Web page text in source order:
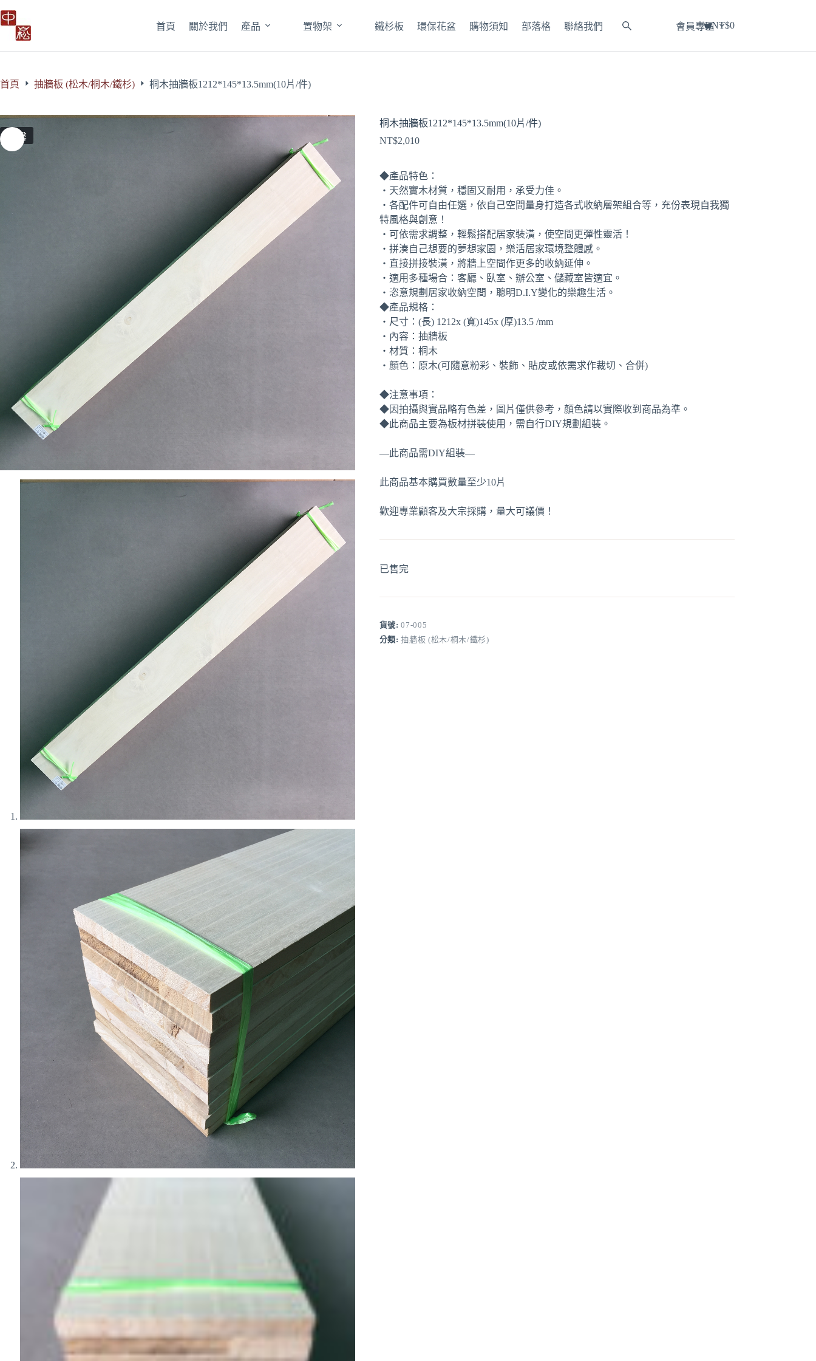
至
要
容
首頁 關於我們 產品 置物架 鐵杉板 環保花盆 購物須知 部落格 聯絡我們 會員專區
購
NT$0
首頁 抽牆板 (松木/桐木/鐵杉) 桐木抽牆板1212*145*13.5mm(10片/件)
售罄
桐木抽牆板1212*145*13.5mm(10片/件)
NT$2,010
◆產品特色：
‧天然實木材質，穩固又耐用，承受力佳。
‧各配件可自由任選，依自己空間量身打造各式收納層架組合等，充份表現自我獨
特風格與創意！
‧可依需求調整，輕鬆搭配居家裝潢，使空間更彈性靈活！
‧拼湊自己想要的夢想家園，樂活居家環境整體感。
‧直接拼接裝潢，將牆上空間作更多的收納延伸。
‧適用多種場合：客廳、臥室、辦公室、儲藏室皆適宜。
‧恣意規劃居家收納空間，聰明D.I.Y變化的樂趣生活。
◆產品規格：
‧尺寸：(長) 1212x (寬)145x (厚)13.5 /mm
‧內容：抽牆板
‧材質：桐木
‧顏色：原木(可隨意粉彩、裝飾、貼皮或依需求作裁切、合併)
◆注意事項：
◆因拍攝與實品略有色差，圖片僅供參考，顏色請以實際收到商品為準。
◆此商品主要為板材拼裝使用，需自行DIY規劃組裝。
—此商品需DIY組裝—
此商品基本購買數量至少10片
歡迎專業顧客及大宗採購，量大可議價！
已售完
貨號:07-005
分類:抽牆板 (松木/桐木/鐵杉)